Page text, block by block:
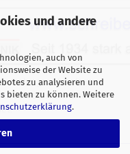
und andere
auch von
der Website zu
zu analysieren und
bieten zu können. Weitere
.
der gesetzlichen
soweit nicht anders